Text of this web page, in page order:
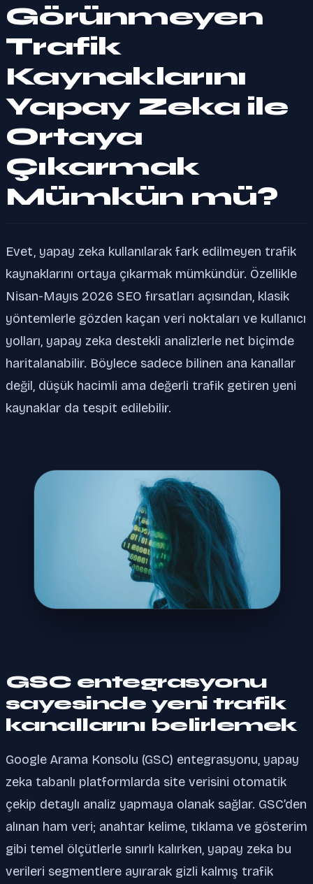
Görünmeyen
Trafik
Kaynaklarını
Yapay Zeka ile
Ortaya
Çıkarmak
Mümkün mü?
Evet, yapay zeka kullanılarak fark edilmeyen trafik
kaynaklarını ortaya çıkarmak mümkündür. Özellikle
Nisan-Mayıs 2026 SEO fırsatları açısından, klasik
yöntemlerle gözden kaçan veri noktaları ve kullanıcı
yolları, yapay zeka destekli analizlerle net biçimde
haritalanabilir. Böylece sadece bilinen ana kanallar
değil, düşük hacimli ama değerli trafik getiren yeni
kaynaklar da tespit edilebilir.
GSC entegrasyonu
sayesinde yeni trafik
kanallarını belirlemek
Google Arama Konsolu (GSC) entegrasyonu, yapay
zeka tabanlı platformlarda site verisini otomatik
çekip detaylı analiz yapmaya olanak sağlar. GSC’den
alınan ham veri; anahtar kelime, tıklama ve gösterim
gibi temel ölçütlerle sınırlı kalırken, yapay zeka bu
verileri segmentlere ayırarak gizli kalmış trafik